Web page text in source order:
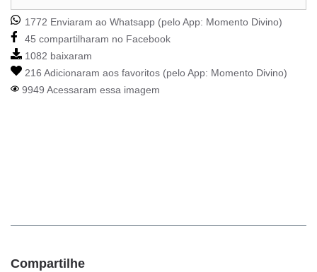
1772 Enviaram ao Whatsapp (pelo App: Momento Divino)
45 compartilharam no Facebook
1082 baixaram
216 Adicionaram aos favoritos (pelo App: Momento Divino)
9949 Acessaram essa imagem
Compartilhe